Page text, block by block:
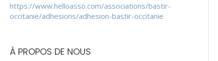
https://www.helloasso.com/associations/bastir-
occitanie/adhesions/adhesion-bastir-occitanie
À PROPOS DE NOUS